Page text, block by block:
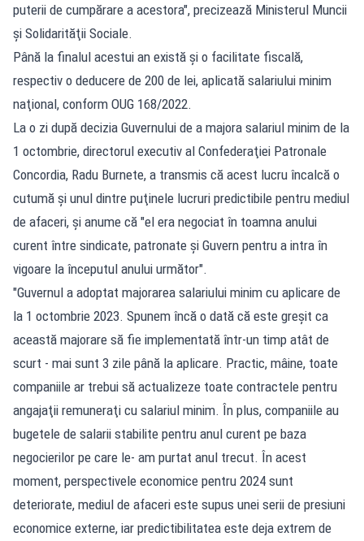
puterii de cumpărare a acestora", precizează Ministerul Muncii
şi Solidarităţii Sociale.
Până la finalul acestui an există şi o facilitate fiscală,
respectiv o deducere de 200 de lei, aplicată salariului minim
naţional, conform OUG 168/2022.
La o zi după decizia Guvernului de a majora salariul minim de la
1 octombrie, directorul executiv al Confederaţiei Patronale
Concordia, Radu Burnete, a transmis că acest lucru încalcă o
cutumă şi unul dintre puţinele lucruri predictibile pentru mediul
de afaceri, şi anume că "el era negociat în toamna anului
curent între sindicate, patronate şi Guvern pentru a intra în
vigoare la începutul anului următor".
"Guvernul a adoptat majorarea salariului minim cu aplicare de
la 1 octombrie 2023. Spunem încă o dată că este greşit ca
această majorare să fie implementată într-un timp atât de
scurt - mai sunt 3 zile până la aplicare. Practic, mâine, toate
companiile ar trebui să actualizeze toate contractele pentru
angajaţii remuneraţi cu salariul minim. În plus, companiile au
bugetele de salarii stabilite pentru anul curent pe baza
negocierilor pe care le- am purtat anul trecut. În acest
moment, perspectivele economice pentru 2024 sunt
deteriorate, mediul de afaceri este supus unei serii de presiuni
economice externe, iar predictibilitatea este deja extrem de